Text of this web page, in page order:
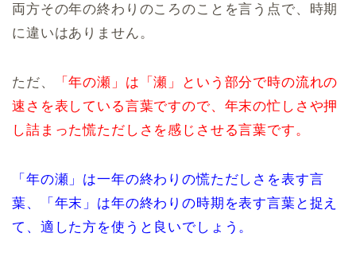
両方その年の終わりのころのことを言う点で、時期
に違いはありません。
ただ、
「年の瀬」は「瀬」という部分で時の流れの
速さを表している言葉ですので、年末の忙しさや押
し詰まった慌ただしさを感じさせる言葉です。
「年の瀬」は一年の終わりの慌ただしさを表す言
葉、「年末」は年の終わりの時期を表す言葉と捉え
て、適した方を使うと良いでしょう。